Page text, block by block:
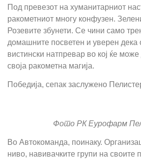
Под превезот на хуманитарниот
ракометниот многу конфузен.
Розевите збунети. Се чини само
домашните посветен и уверен дека
вистински натпревар во кој ќе може
своја ракометна магија.
Победија, сепак заслужено
Фото РК Еурофарм
Во Автокоманда, поинаку.
ниво, навивачките групи на своите